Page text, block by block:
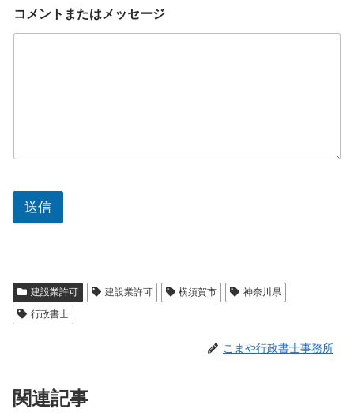
コメントまたはメッセージ
送信
建設業許可 建設業許可 横須賀市
神奈川県
行政書士
こまや行政書士事務所
関連記事